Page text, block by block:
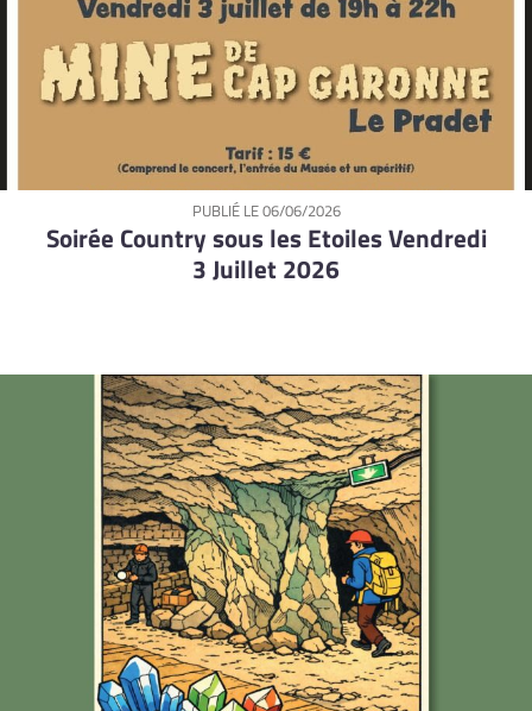
PUBLIÉ LE06/06/2026
Soirée Country sous les Etoiles Vendredi
3 Juillet 2026